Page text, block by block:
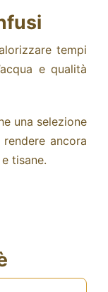
tempi
e qualità
una selezione
ancora
tisane.